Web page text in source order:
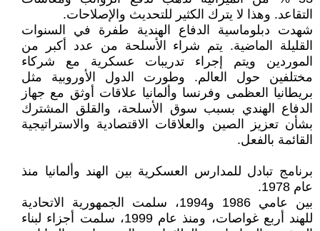
التقاعد. وهذا لا يترك الكثير للتحديث والإصلاحات.
شهدت دبلوماسية الدفاع الهندية طفرة في السنوات
القليلة الماضية. يتم شراء الأسلحة من عدد أكبر من
الموردين ويتم إجراء تدريبات عسكرية مع شركاء
مختلفين حول العالم. وطورت الدول الأوروبية مثل
بريطانيا العظمى وفرنسا وألمانيا علاقات أوثق مع جهاز
الدفاع الهندي بسبب سوق الأسلحة، والقلق المشترك
بشأن تعزيز الصين والعلاقات الاقتصادية والاستراتيجية
القائمة بالفعل.
برنامج تبادل للمدارس العسكرية بين الهند وألمانيا منذ
عام 1978.
بين عامي 1986 و1994، سلمت الجمهورية الاتحادية
للهند أربع غواصات، ومنذ عام 1999، سلمت أجزاء لبناء